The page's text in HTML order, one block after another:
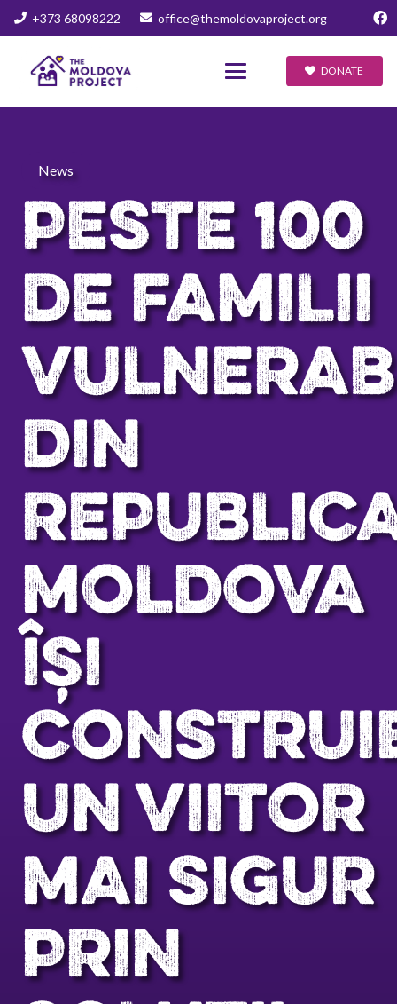
+373 68098222 office@themoldovaproject.org
DONATE
News
PESTE 100
DE FAMILII
DIN
MOLDOVA
ÎȘI
UN VIITOR
MAI SIGUR
PRIN